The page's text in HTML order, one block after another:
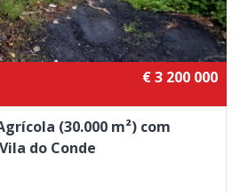
€ 3 200 000
(30.000 m²) com
do Conde